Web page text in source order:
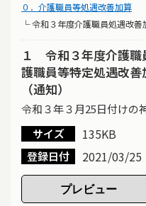
０．介護職員等処遇改善加算
└ 令和３年度介護職員処遇改
１ 令和３年度介護職
護職員等特定処遇改
（通知）
令和３年３月25日付けの
サイズ
135KB
登録日付 2021/03/25